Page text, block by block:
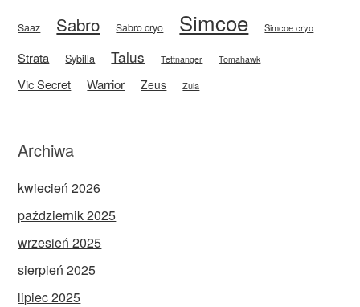
Saaz Sabro Sabro cryo Simcoe Simcoe cryo
Strata Sybilla Talus Tettnanger Tomahawk
Vic Secret Warrior Zeus Zula
Archiwa
kwiecień 2026
październik 2025
wrzesień 2025
sierpień 2025
lipiec 2025